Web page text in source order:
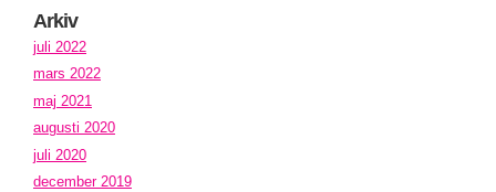
Arkiv
juli 2022
mars 2022
maj 2021
augusti 2020
juli 2020
december 2019